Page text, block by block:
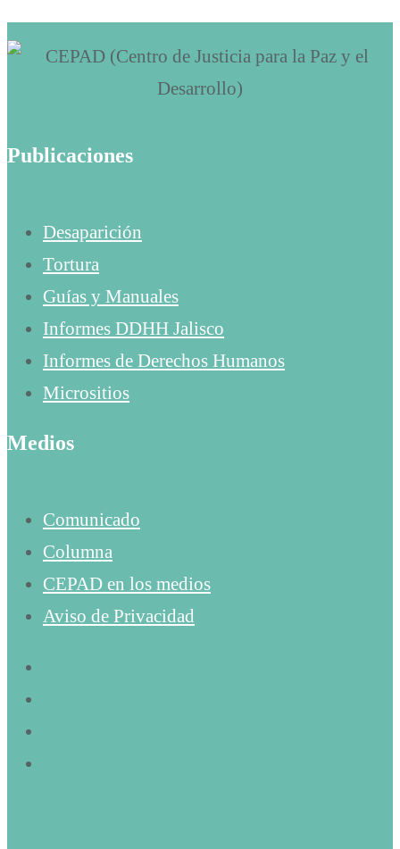
Publicaciones
Desaparición
Tortura
Guías y Manuales
Informes DDHH Jalisco
Informes de Derechos Humanos
Micrositios
Medios
Comunicado
Columna
CEPAD en los medios
Aviso de Privacidad